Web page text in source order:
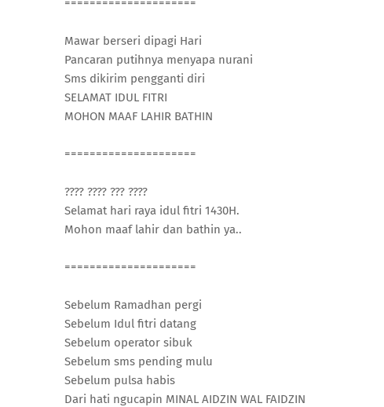
=====================
Mawar berseri dipagi Hari
Pancaran putihnya menyapa nurani
Sms dikirim pengganti diri
SELAMAT IDUL FITRI
MOHON MAAF LAHIR BATHIN
=====================
???? ???? ??? ????
Selamat hari raya idul fitri 1430H.
Mohon maaf lahir dan bathin ya..
=====================
Sebelum Ramadhan pergi
Sebelum Idul fitri datang
Sebelum operator sibuk
Sebelum sms pending mulu
Sebelum pulsa habis
Dari hati ngucapin MINAL AIDZIN WAL FAIDZIN